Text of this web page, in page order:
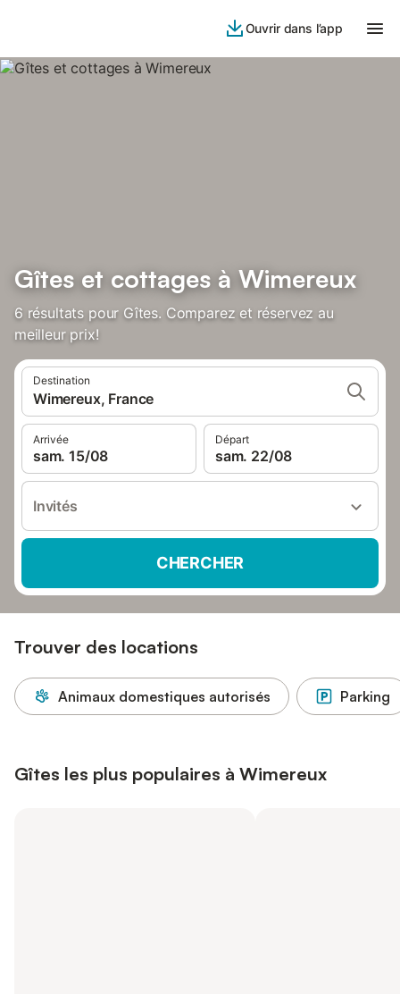
Ouvrir dans l’app
Gîtes et cottages à Wimereux
6 résultats pour Gîtes. Comparez et réservez au
meilleur prix!
Destination
Wimereux, France
Arrivée
sam. 15/08
Départ
sam. 22/08
Invités
CHERCHER
Trouver des locations
Animaux domestiques autorisés Parking
Gîtes les plus populaires à Wimereux